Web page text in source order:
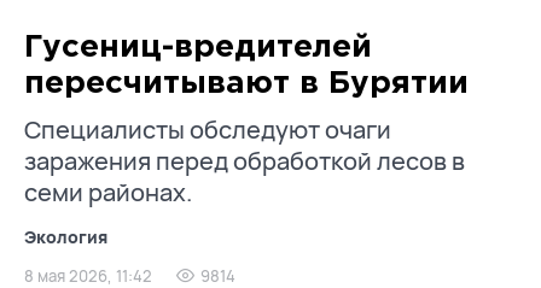
Гусениц-вредителей
пересчитывают в Бурятии
Специалисты обследуют очаги
заражения перед обработкой лесов в
семи районах.
Экология
8 мая 2026, 11:42 9814